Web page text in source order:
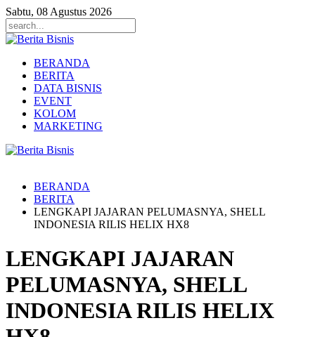
Sabtu, 08 Agustus 2026
BERANDA
BERITA
DATA BISNIS
EVENT
KOLOM
MARKETING
BERANDA
BERITA
LENGKAPI JAJARAN PELUMASNYA, SHELL
INDONESIA RILIS HELIX HX8
LENGKAPI JAJARAN
PELUMASNYA, SHELL
INDONESIA RILIS HELIX